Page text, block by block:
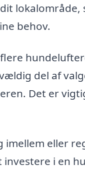
lokalområde,
behov.
del af
Det er
eller
i en